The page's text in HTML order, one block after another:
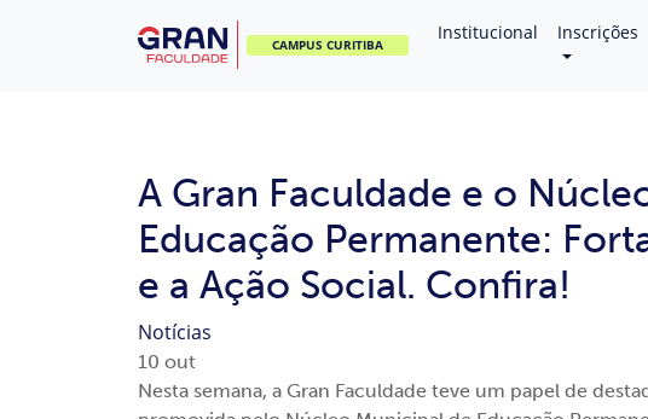
CAMPUS CURITIBA
Institucional Inscrições
A Gran Faculdade e o
Educação Permanente:
e a Ação Social. Confira!
Notícias
10 out
Nesta semana, a Gran Faculdade teve um papel de